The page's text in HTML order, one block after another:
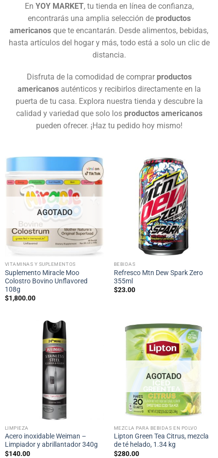
En YOY MARKET, tu tienda en línea de confianza,
encontrarás una amplia selección de productos
americanos que te encantarán. Desde alimentos, bebidas,
hasta artículos del hogar y más, todo está a solo un clic de
distancia.
Disfruta de la comodidad de comprar productos
americanosauténticos y recibirlos directamente en la
puerta de tu casa. Explora nuestra tienda y descubre la
calidad y variedad que solo los productos americanos
pueden ofrecer. ¡Haz tu pedido hoy mismo!
AGOTADO
VITAMINAS Y SUPLEMENTOS
Suplemento Miracle Moo
Colostro Bovino Unflavored
108g
$1,800.00
BEBIDAS
Refresco Mtn Dew Spark Zero
355ml
$23.00
LIMPIEZA
Acero inoxidable Weiman –
Limpiador y abrillantador 340g
$140.00
AGOTADO
MEZCLA PARA BEBIDAS EN POLVO
Lipton Green Tea Citrus, mezcla
de té helado, 1.34 kg
$280.00